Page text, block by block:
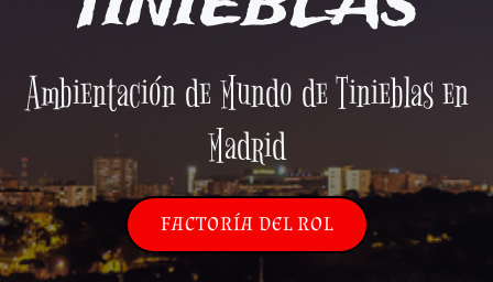
Ambientación de Mundo de Tinieblas en
Madrid
FACTORÍA DEL ROL